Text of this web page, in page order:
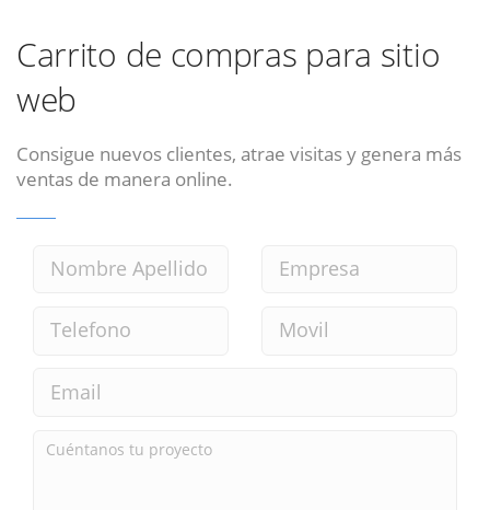
Carrito de compras para sitio
web
Consigue nuevos clientes, atrae visitas y genera más
ventas de manera online.